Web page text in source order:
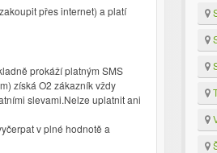
přes internet) a platí
prokáží platným SMS
získá O2 zákazník vždy
slevami.Nelze uplatnit ani
v plné hodnotě a